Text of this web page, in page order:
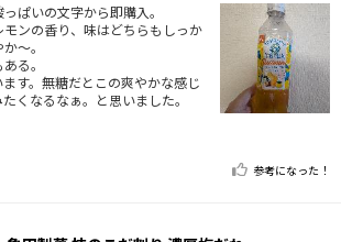
ぱいの文字から即購入。
ンの香り、味はどちらもしっか
〜。
る。
す。無糖だとこの爽やかな感じ
くなるなぁ。と思いました。
参考になった！